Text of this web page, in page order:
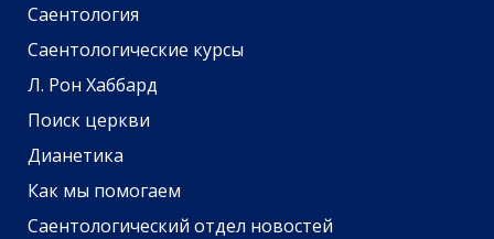
Саентология
Саентологические курсы
Л. Рон Хаббард
Поиск церкви
Дианетика
Как мы помогаем
Саентологический отдел новостей